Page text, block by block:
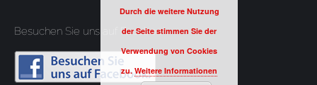
Besuchen Sie uns auf Facebook
Durch die weitere Nutzung
der Seite stimmen Sie der
Verwendung von Cookies
zu.Weitere Informationen